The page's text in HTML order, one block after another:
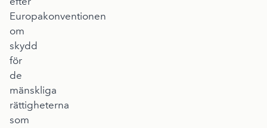
Europakonventionen
om
skydd
för
de
mänskliga
rättigheterna
som